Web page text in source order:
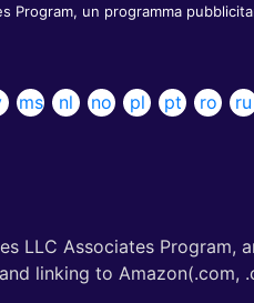
Program, un programma
ms nl no pl pt ro ru
LLC Associates
linking to Amazon(.com,